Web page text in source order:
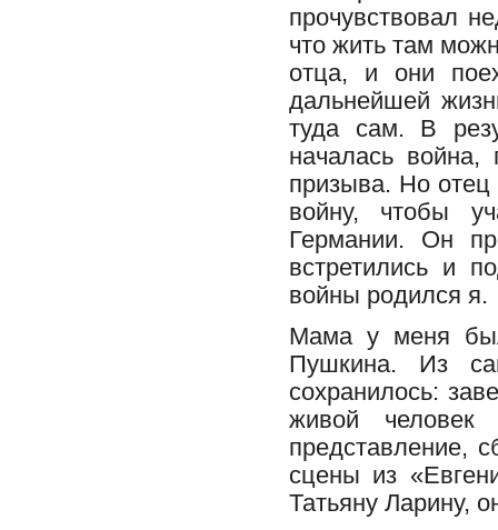
прочувствовал
что жить там
отца, и они
дальнейшей
туда сам. В
началась
призыва. Но отец
войну, чтобы
Германии. Он
встретились и
войны родился я.
Мама у меня
Пушкина. Из
сохранилось:
живой
представление,
сцены из
Татьяну Ларину,